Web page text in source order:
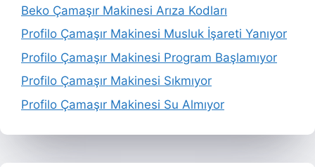
Beko Çamaşır Makinesi Arıza Kodları
Profilo Çamaşır Makinesi Musluk İşareti Yanıyor
Profilo Çamaşır Makinesi Program Başlamıyor
Profilo Çamaşır Makinesi Sıkmıyor
Profilo Çamaşır Makinesi Su Almıyor